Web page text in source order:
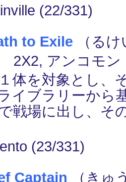
(22/331)
to Exile （る
2X2, アンコモン
体を対象とし、
イブラリーから
戦場に出し、そ
(23/331)
Captain （きゅ